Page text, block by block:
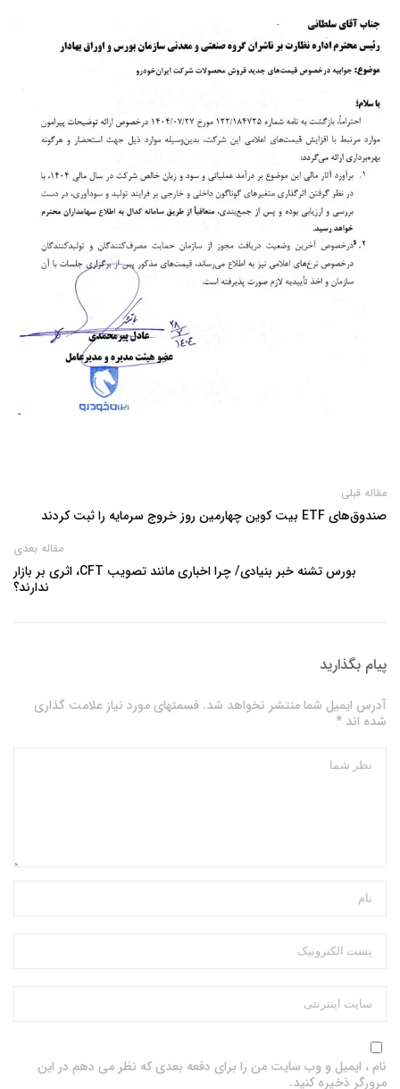
مقاله قبلی
صندوق‌های ETF بیت‌ کوین چهارمین روز خروج سرمایه را ثبت کردند
مقاله بعدی
بورس تشنه خبر بنیادی/ چرا اخباری مانند تصویب CFT، اثری بر بازار
ندارند؟
پیام بگذارید
آدرس ایمیل شما منتشر نخواهد شد. قسمتهای مورد نیاز علامت گذاری
شده اند *
نام ، ایمیل و وب سایت من را برای دفعه بعدی که نظر می دهم در این
مرورگر ذخیره کنید.